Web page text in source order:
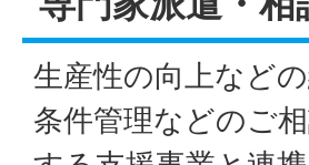
生産性の向上など
条件管理などのご